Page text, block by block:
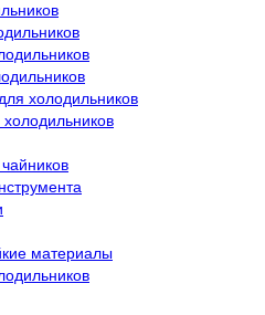
холодильников
материалы